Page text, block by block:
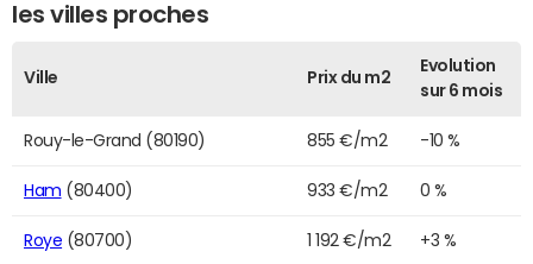
les villes proches
Ville Prix du m2
Evolution
sur 6 mois
Rouy-le-Grand (80190) 855 €/m2 -10 %
Ham (80400) 933 €/m2 0 %
Roye (80700) 1 192 €/m2 +3 %